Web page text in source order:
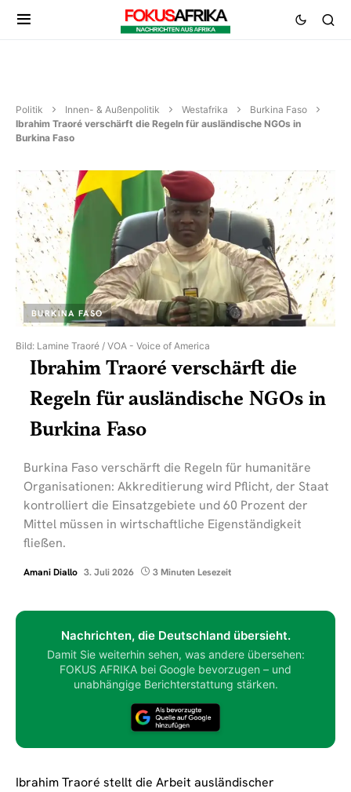
Politik Innen- & Außenpolitik Westafrika
Burkina Faso
Ibrahim Traoré verschärft die Regeln für ausländische NGOs in
Burkina Faso
Bild: Lamine Traoré / VOA - Voice of America
BURKINA FASO
Ibrahim Traoré verschärft die
Regeln für ausländische NGOs in
Burkina Faso
Burkina Faso verschärft die Regeln für humanitäre
Organisationen: Akkreditierung wird Pflicht, der Staat
kontrolliert die Einsatzgebiete und 60 Prozent der
Mittel müssen in wirtschaftliche Eigenständigkeit
fließen.
Amani Diallo 3. Juli 2026 3 Minuten Lesezeit
Nachrichten, die Deutschland übersieht.
Damit Sie weiterhin sehen, was andere übersehen:
FOKUS AFRIKA bei Google bevorzugen – und
unabhängige Berichterstattung stärken.
Ibrahim Traoré stellt die Arbeit ausländischer